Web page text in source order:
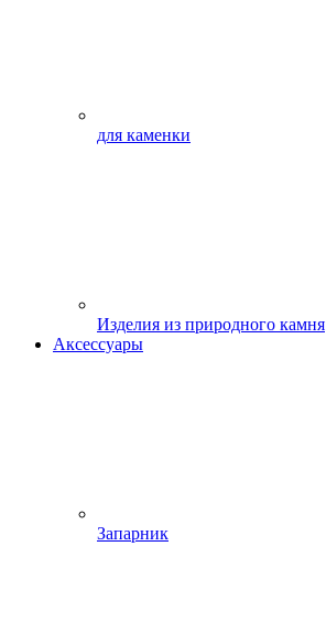
для каменки
Изделия из природного камня
Аксессуары
Запарник